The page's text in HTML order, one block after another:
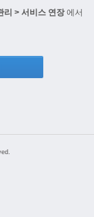
리 > 서비스 연장에서